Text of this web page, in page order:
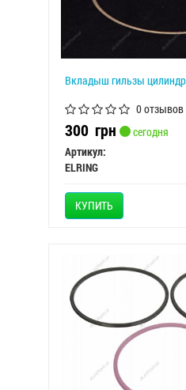
Вкладыш гильзы
0 отзывов
300 грн
сегодня
Артикул:
ELRING
КУПИТЬ